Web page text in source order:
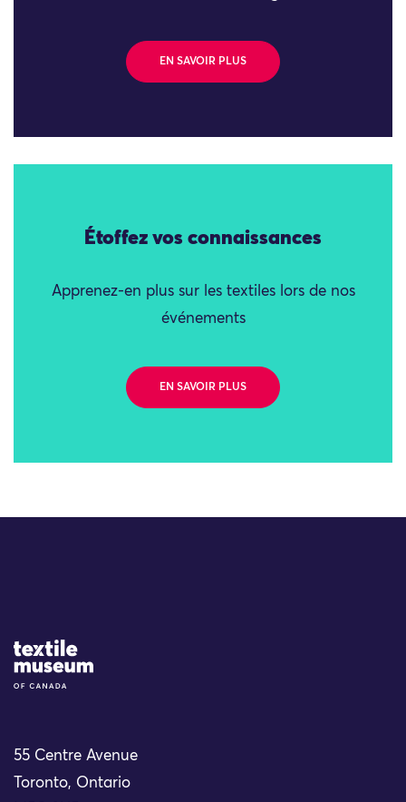
EN SAVOIR PLUS
Étoffez vos connaissances
Apprenez-en plus sur les textiles lors de nos
événements
EN SAVOIR PLUS
Site Logo
55 Centre Avenue
Toronto, Ontario